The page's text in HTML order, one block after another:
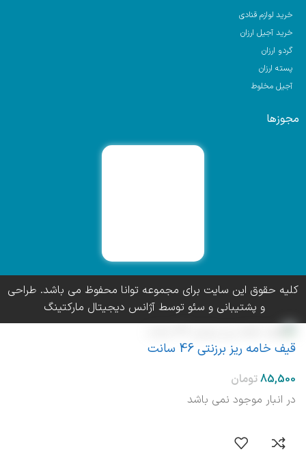
خرید لوازم قنادی
خرید آجیل ارزان
گردو ارزان
پسته ارزان
آجیل مخلوط
مجوزها
کلیه حقوق این سایت برای مجموعه توانا محفوظ می باشد. طراحی
و پشتیبانی و سئو توسط آژانس دیجیتال مارکتینگ
قیف خامه ریز برزنتی 46 سانت
در انبار موجود نمی باشد